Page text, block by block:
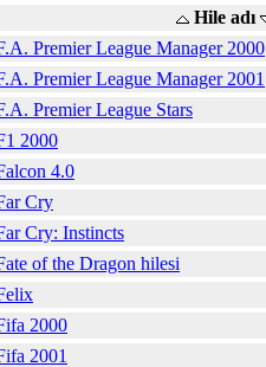
Hile adı
Premier League Manager 2000
Premier League Manager 2001
Premier League Stars
2000
4.0
Cry
Cry: Instincts
of the Dragon hilesi
2000
2001